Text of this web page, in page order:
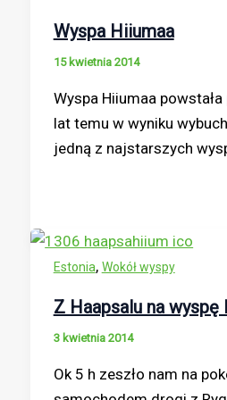
Wyspa Hiiumaa
15 kwietnia 2014
Wyspa Hiiumaa
lat temu w wyniku
jedną z najstarszych
Estonia, Wokół wyspy
Z Haapsalu na wyspę
3 kwietnia 2014
Ok 5 h zeszło nam na